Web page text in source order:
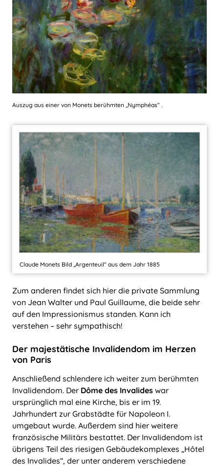
Auszug aus einer von Monets berühmten „Nymphéas“ .
Claude Monets Bild „Argenteuil“ aus dem Jahr 1885
Zum anderen findet sich hier die private Sammlung
von Jean Walter und Paul Guillaume, die beide sehr
auf den Impressionismus standen. Kann ich
verstehen ‒ sehr sympathisch!
Der majestätische Invalidendom im Herzen
von Paris
Anschließend schlendere ich weiter zum berühmten
Invalidendom. Der Dôme des Invalides war
ursprünglich mal eine Kirche, bis er im 19.
Jahrhundert zur Grabstädte für Napoleon I.
umgebaut wurde. Außerdem sind hier weitere
französische Militärs bestattet. Der Invalidendom ist
übrigens Teil des riesigen Gebäudekomplexes „Hôtel
des Invalides“, der unter anderem verschiedene